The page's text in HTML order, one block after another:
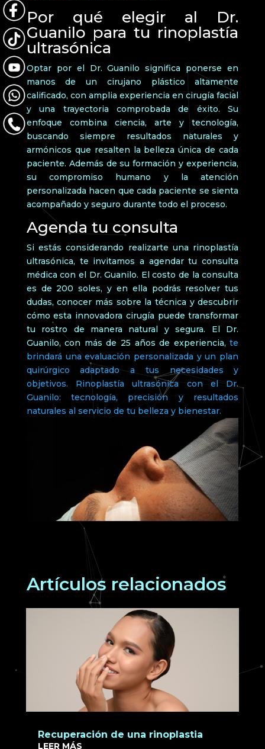
Por qué elegir al Dr.
Guanilo para tu rinoplastía
ultrasónica
Optar por el Dr. Guanilo significa ponerse en
manos de un cirujano plástico altamente
calificado, con amplia experiencia en cirugía facial
y una trayectoria comprobada de éxito. Su
enfoque combina ciencia, arte y tecnología,
buscando siempre resultados naturales y
armónicos que resalten la belleza única de cada
paciente. Además de su formación y experiencia,
su compromiso humano y la atención
personalizada hacen que cada paciente se sienta
acompañado y seguro durante todo el proceso.
Agenda tu consulta
Si estás considerando realizarte una rinoplastía
ultrasónica, te invitamos a agendar tu consulta
médica con el Dr. Guanilo. El costo de la consulta
es de 200 soles, y en ella podrás resolver tus
dudas, conocer más sobre la técnica y descubrir
cómo esta innovadora cirugía puede transformar
tu rostro de manera natural y segura. El Dr.
Guanilo, con más de 25 años de experiencia,te
brindará una evaluación personalizada y un plan
quirúrgico adaptado a tus necesidades y
objetivos. Rinoplastía ultrasónica con el Dr.
Guanilo: tecnología, precisión y resultados
naturales al servicio de tu belleza y bienestar.
Artículos relacionados
Recuperación de una rinoplastia
LEER MÁS